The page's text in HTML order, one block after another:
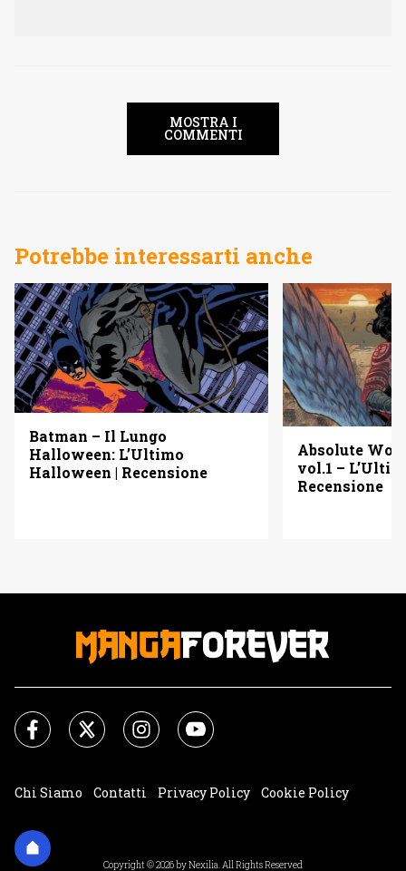
MOSTRA I
COMMENTI
Potrebbe interessarti anche
Batman – Il Lungo
Halloween: L’Ultimo
Halloween | Recensione
Absolute
vol.1 –
Recensione
Chi Siamo Contatti Privacy Policy
Cookie Policy
Copyright © 2026 by Nexilia. All Rights Reserved